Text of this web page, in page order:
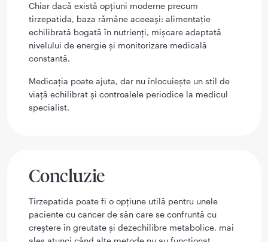
Chiar dacă există opțiuni moderne precum
tirzepatida, baza rămâne aceeași: alimentație
echilibrată bogată în nutrienți, mișcare adaptată
nivelului de energie și monitorizare medicală
constantă.
Medicația poate ajuta, dar nu înlocuiește un stil de
viață echilibrat și controalele periodice la medicul
specialist.
Concluzie
Tirzepatida poate fi o opțiune utilă pentru unele
paciente cu cancer de sân care se confruntă cu
creștere în greutate și dezechilibre metabolice, mai